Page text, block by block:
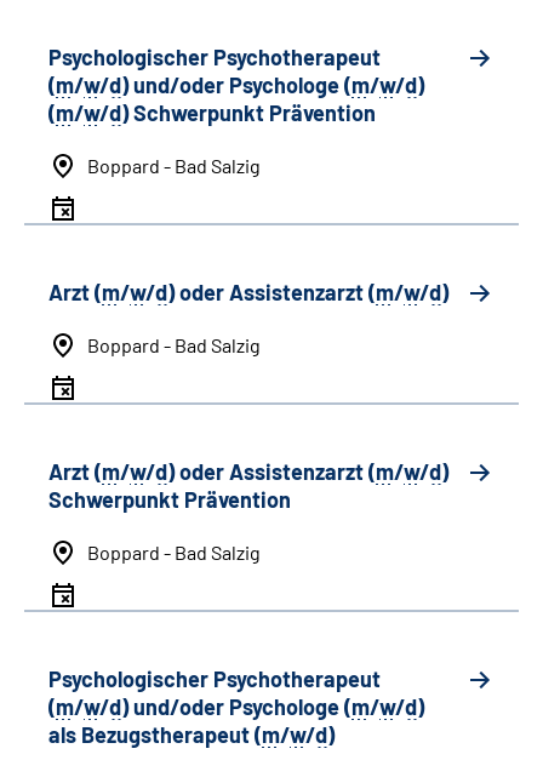
Psychologischer Psychotherapeut
(m/w/d) und/oder Psychologe (m/w/d)
(m/w/d) Schwerpunkt Prävention
Boppard - Bad Salzig
Arzt (m/w/d) oder Assistenzarzt (m/w/d)
Boppard - Bad Salzig
Arzt (m/w/d) oder Assistenzarzt (m/w/d)
Schwerpunkt Prävention
Boppard - Bad Salzig
Psychologischer Psychotherapeut
(m/w/d) und/oder Psychologe (m/w/d)
als Bezugstherapeut (m/w/d)